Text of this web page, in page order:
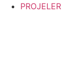
PROJELER